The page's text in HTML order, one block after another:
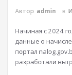
Автор admin в
Начиная с 2024
данные о
портал
разработали